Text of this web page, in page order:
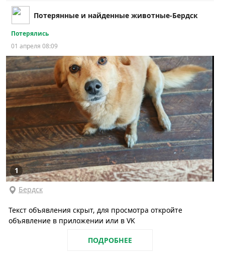
Потерянные и найденные животные-Бердск
Потерялись
01 апреля 08:09
1
Бердск
Текст объявления скрыт, для просмотра откройте
объявление в приложении или в VK
ПОДРОБНЕЕ